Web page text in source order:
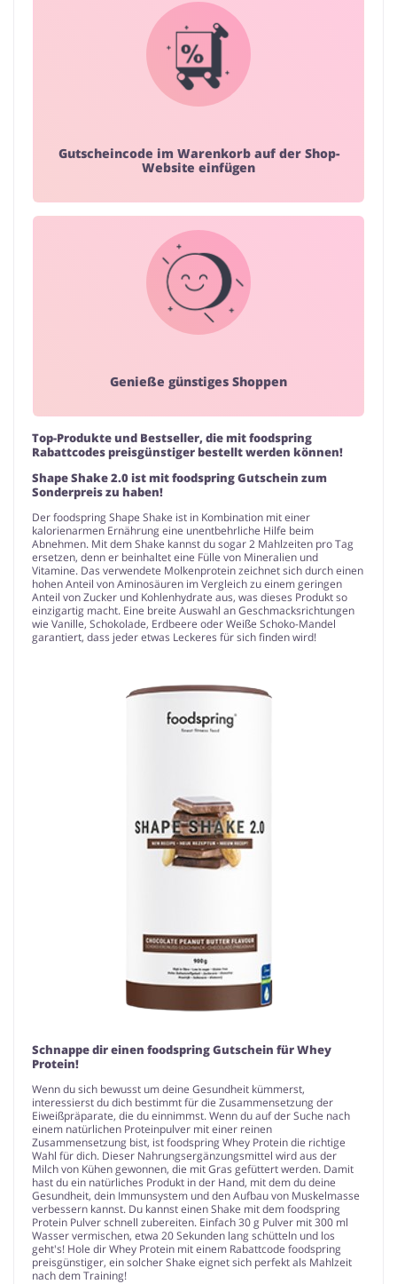
Gutscheincode im Warenkorb auf der Shop-
Website einfügen
Genieße günstiges Shoppen
Top-Produkte und Bestseller, die mit foodspring
Rabattcodes preisgünstiger bestellt werden können!
Shape Shake 2.0 ist mit foodspring Gutschein zum
Sonderpreis zu haben!
Der foodspring Shape Shake ist in Kombination mit einer
kalorienarmen Ernährung eine unentbehrliche Hilfe beim
Abnehmen. Mit dem Shake kannst du sogar 2 Mahlzeiten pro Tag
ersetzen, denn er beinhaltet eine Fülle von Mineralien und
Vitamine. Das verwendete Molkenprotein zeichnet sich durch einen
hohen Anteil von Aminosäuren im Vergleich zu einem geringen
Anteil von Zucker und Kohlenhydrate aus, was dieses Produkt so
einzigartig macht. Eine breite Auswahl an Geschmacksrichtungen
wie Vanille, Schokolade, Erdbeere oder Weiße Schoko-Mandel
garantiert, dass jeder etwas Leckeres für sich finden wird!
Schnappe dir einen foodspring Gutschein für Whey
Protein!
Wenn du sich bewusst um deine Gesundheit kümmerst,
interessierst du dich bestimmt für die Zusammensetzung der
Eiweißpräparate, die du einnimmst. Wenn du auf der Suche nach
einem natürlichen Proteinpulver mit einer reinen
Zusammensetzung bist, ist foodspring Whey Protein die richtige
Wahl für dich. Dieser Nahrungsergänzungsmittel wird aus der
Milch von Kühen gewonnen, die mit Gras gefüttert werden. Damit
hast du ein natürliches Produkt in der Hand, mit dem du deine
Gesundheit, dein Immunsystem und den Aufbau von Muskelmasse
verbessern kannst. Du kannst einen Shake mit dem foodspring
Protein Pulver schnell zubereiten. Einfach 30 g Pulver mit 300 ml
Wasser vermischen, etwa 20 Sekunden lang schütteln und los
geht's! Hole dir Whey Protein mit einem Rabattcode foodspring
preisgünstiger, ein solcher Shake eignet sich perfekt als Mahlzeit
nach dem Training!